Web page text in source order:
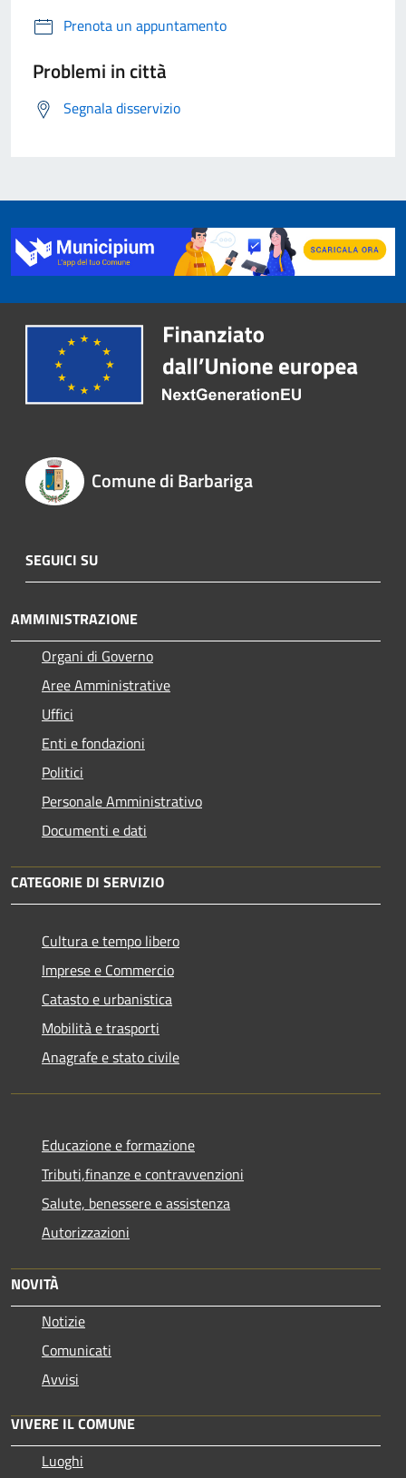
Prenota un appuntamento
Problemi in città
Segnala disservizio
Comune di Barbariga
SEGUICI SU
AMMINISTRAZIONE
Organi di Governo
Aree Amministrative
Uffici
Enti e fondazioni
Politici
Personale Amministrativo
Documenti e dati
CATEGORIE DI SERVIZIO
Cultura e tempo libero
Imprese e Commercio
Catasto e urbanistica
Mobilità e trasporti
Anagrafe e stato civile
Educazione e formazione
Tributi,finanze e contravvenzioni
Salute, benessere e assistenza
Autorizzazioni
NOVITÀ
Notizie
Comunicati
Avvisi
VIVERE IL COMUNE
Luoghi